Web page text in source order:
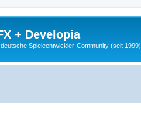
+ Developia
Spieleentwickler-Community (seit 1999).